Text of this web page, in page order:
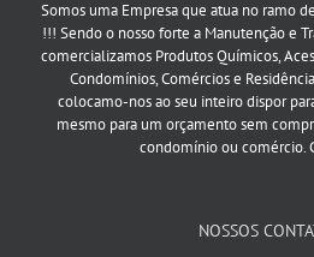
Somos uma Empresa que atua no ramo
!!! Sendo o nosso forte a Manutenção e
comercializamos Produtos Químicos,
Condomínios, Comércios e
colocamo-nos ao seu inteiro dispor
mesmo para um orçamento sem
condomínio ou comércio.
NOSSOS